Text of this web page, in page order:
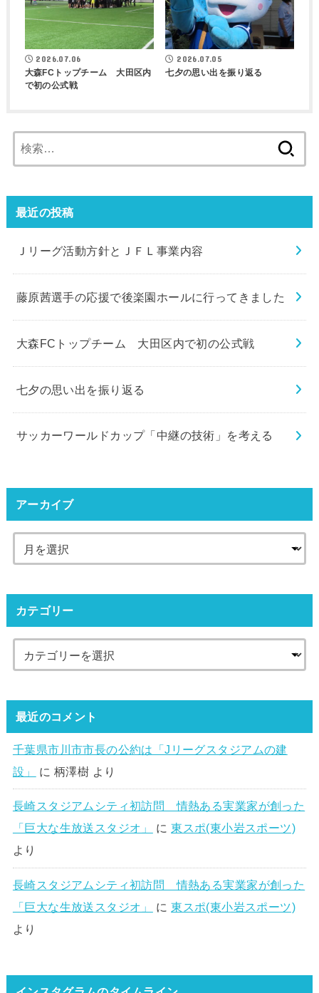
2026.07.06
大森FCトップチーム 大田区内
で初の公式戦
2026.07.05
七夕の思い出を振り返る
索:
最近の投稿
Ｊリーグ活動方針とＪＦＬ事業内容
藤原茜選手の応援で後楽園ホールに行ってきました
大森FCトップチーム 大田区内で初の公式戦
七夕の思い出を振り返る
サッカーワールドカップ「中継の技術」を考える
アーカイブ
カテゴリー
最近のコメント
千葉県市川市市長の公約は「Jリーグスタジアムの建
設」
に 柄澤樹 より
長崎スタジアムシティ初訪問 情熱ある実業家が創った
「巨大な生放送スタジオ」
に東スポ(東小岩スポーツ)
より
長崎スタジアムシティ初訪問 情熱ある実業家が創った
「巨大な生放送スタジオ」
に東スポ(東小岩スポーツ)
より